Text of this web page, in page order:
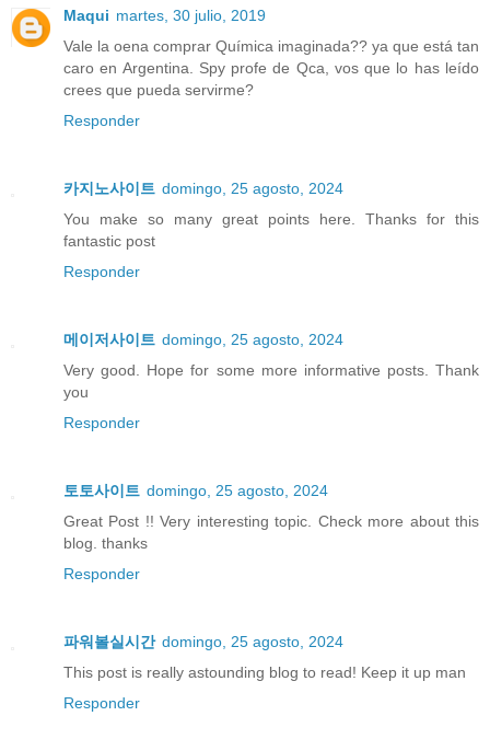
Maqui martes, 30 julio, 2019
Vale la oena comprar Química imaginada?? ya que está tan
caro en Argentina. Spy profe de Qca, vos que lo has leído
crees que pueda servirme?
Responder
카지노사이트 domingo, 25 agosto, 2024
You make so many great points here. Thanks for this
fantastic post
Responder
메이저사이트 domingo, 25 agosto, 2024
Very good. Hope for some more informative posts. Thank
you
Responder
토토사이트 domingo, 25 agosto, 2024
Great Post !! Very interesting topic. Check more about this
blog. thanks
Responder
파워볼실시간 domingo, 25 agosto, 2024
This post is really astounding blog to read! Keep it up man
Responder